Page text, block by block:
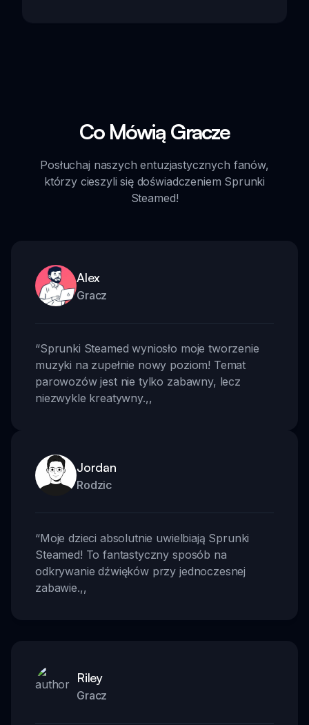
Co Mówią Gracze
Posłuchaj naszych entuzjastycznych fanów,
którzy cieszyli się doświadczeniem Sprunki
Steamed!
Alex
Gracz
“Sprunki Steamed wyniosło moje tworzenie
muzyki na zupełnie nowy poziom! Temat
parowozów jest nie tylko zabawny, lecz
niezwykle kreatywny.,,
Jordan
Rodzic
“Moje dzieci absolutnie uwielbiają Sprunki
Steamed! To fantastyczny sposób na
odkrywanie dźwięków przy jednoczesnej
zabawie.,,
Riley
Gracz